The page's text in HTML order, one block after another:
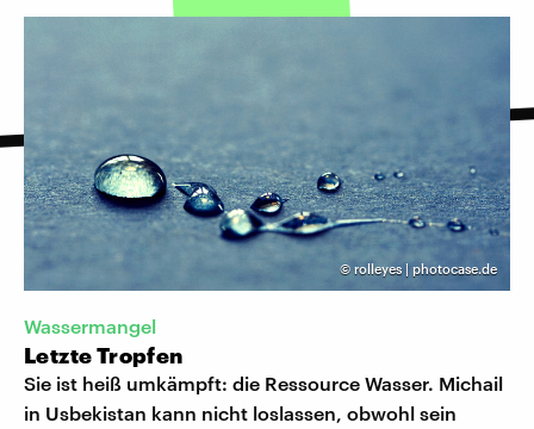
© rolleyes | photocase.de
Wassermangel
Letzte Tropfen
Sie ist heiß umkämpft: die Ressource Wasser. Michail
in Usbekistan kann nicht loslassen, obwohl sein